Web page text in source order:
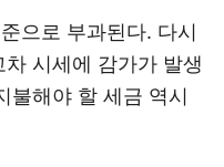
으로 부과된다. 다시
시세에 감가가 발생
불해야 할 세금 역시